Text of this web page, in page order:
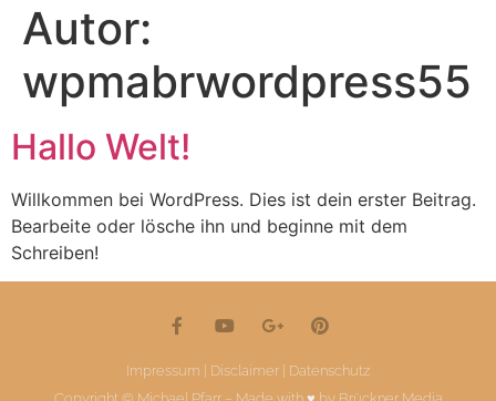
Autor:
wpmabrwordpress55
Hallo Welt!
Willkommen bei WordPress. Dies ist dein erster Beitrag.
Bearbeite oder lösche ihn und beginne mit dem
Schreiben!
Impressum | Disclaimer
Datenschutz